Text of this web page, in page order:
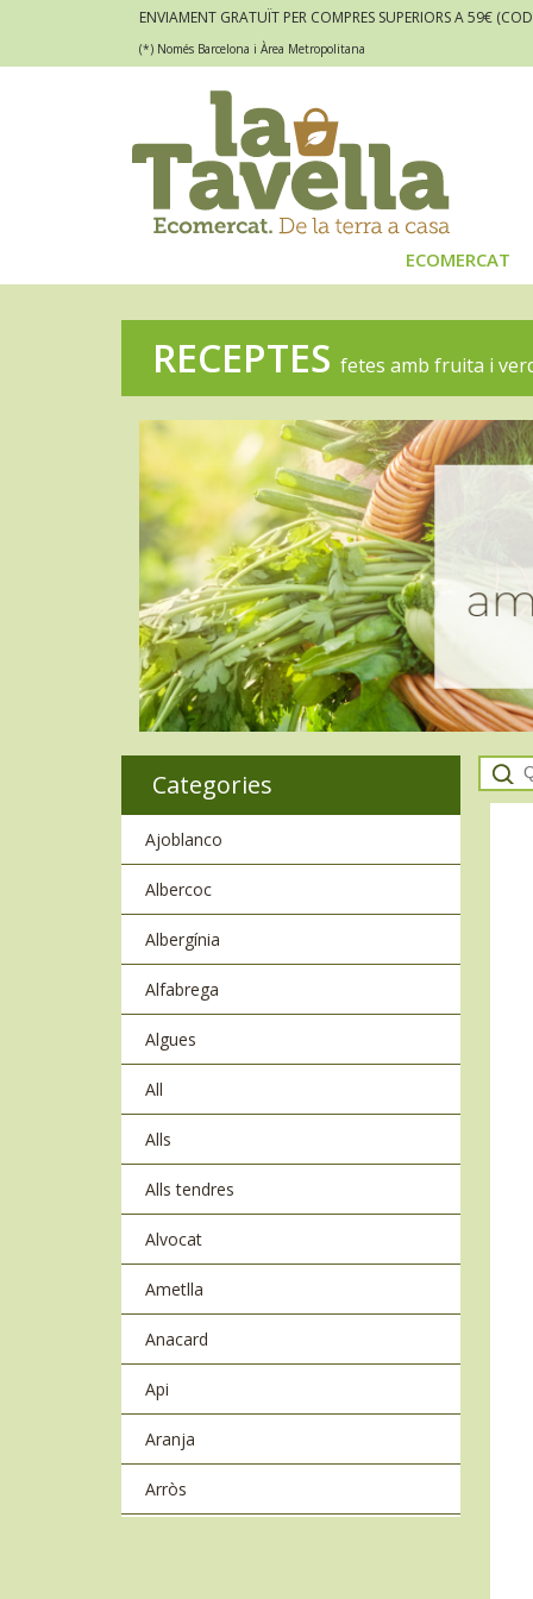
ENVIAMENT GRATUÏT PER COMPRES SUPERIORS A 59€
(*) Només Barcelona i Àrea Metropolitana
ECOMERCAT
RECEPTES fetes amb fruita i
Categories
Ajoblanco
Albercoc
Albergínia
Alfabrega
Algues
All
Alls
Alls tendres
Alvocat
Ametlla
Anacard
Api
Aranja
Arròs